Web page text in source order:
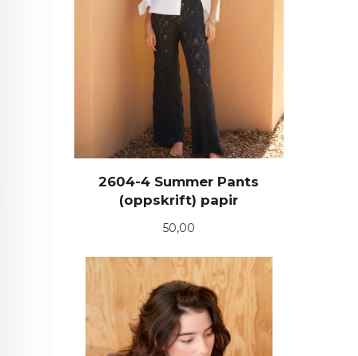
2604-4 Summer Pants
(oppskrift) papir
Pris
50,00